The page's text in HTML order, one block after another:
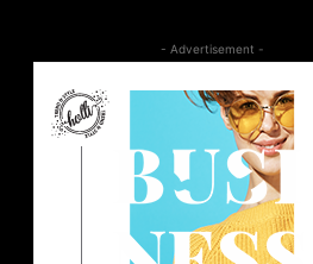
- Advertisement -